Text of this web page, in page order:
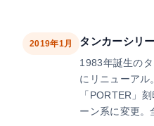
2019年1月 タンカーシリ
1983年誕生の
にリニューアル
「PORTER」
ーン系に変更。